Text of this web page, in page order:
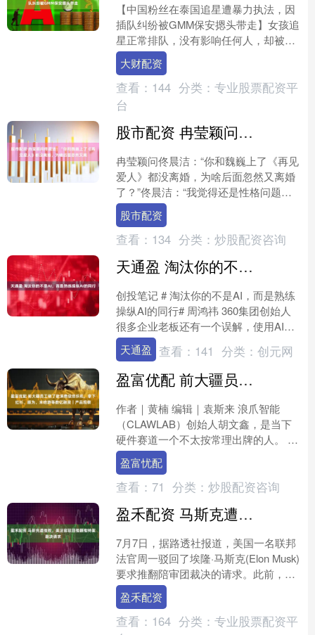
【中国粉丝在泰国追星遭暴力执法，因
插队纠纷被GMM保安摁头带走】女孩追
星正常排队，没有影响任何人，却被污
蔑说插队，保安把人拖拽，按倒。工作
人员先抢手机，又是锁喉....
大财配资
查看： 144 分类： 专业股票配资平
台
股市配资 冉莹颖问佟晨洁：“你和魏巍上了《再见爱人》都没离婚，为啥后面忽然又离
冉莹颖问佟晨洁：“你和魏巍上了《再见
爱人》都没离婚，为啥后面忽然又离婚
了？”佟晨洁：“我觉得还是性格问题，
有些事反复出现，也解决不了。” 佟晨
洁和魏巍当年上《再....
股市配资
查看： 134 分类： 炒股配资咨询
天通盈 淘汰你的不是AI，而是熟练操纵AI的同行
创投笔记 # 淘汰你的不是AI，而是熟练
操纵AI的同行# 周鸿祎 360集团创始人
很多企业老板还有一个误解，使用AI之
后可以大规模地裁减员工。其实，AI的
出现....
天通盈 查看： 141 分类：创元网
盈富优配 前大疆员工做了款消费级纺织机，拿下红杉、顺为、米哈游等数亿融资｜产品观察
作者｜黄楠 编辑｜袁斯来 浪爪智能
（CLAWLAB）创始人胡文鑫，是当下
硬件赛道一个不太按常理出牌的人。 工
程师背景出身，曾就职于、美团等头部
大厂，拿过顶级机构....
盈富忧配
查看： 71 分类： 炒股配资咨询
盈禾配资 马斯克遭挫败，美法官驳回推翻推特案裁决请求
7月7日，据路透社报道，美国一名联邦
法官周一驳回了埃隆·马斯克(Elon Musk)
要求推翻陪审团裁决的请求。此前，陪
审团认定，这位全球首富在同意以440
亿美元....
盈禾配资
查看： 164 分类： 专业股票配资平